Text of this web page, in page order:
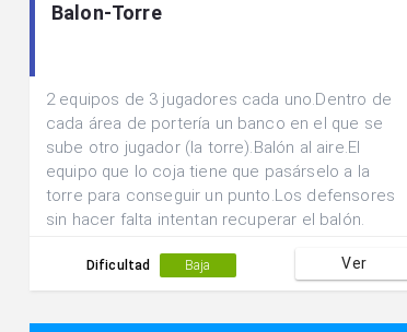
Balon-Torre
2 equipos de 3 jugadores cada uno.Dentro de
cada área de portería un banco en el que se
sube otro jugador (la torre).Balón al aire.El
equipo que lo coja tiene que pasárselo a la
torre para conseguir un punto.Los defensores
sin hacer falta intentan recuperar el balón.
Dificultad Baja Ver